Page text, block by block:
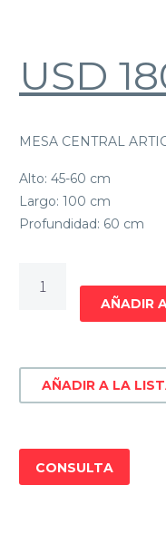
USD
MESA CENTRAL
Alto: 45-60 cm
Largo: 100 cm
Profundidad: 60 cm
cantidad
AÑADIR
AÑADIR A LA
CONSULTA